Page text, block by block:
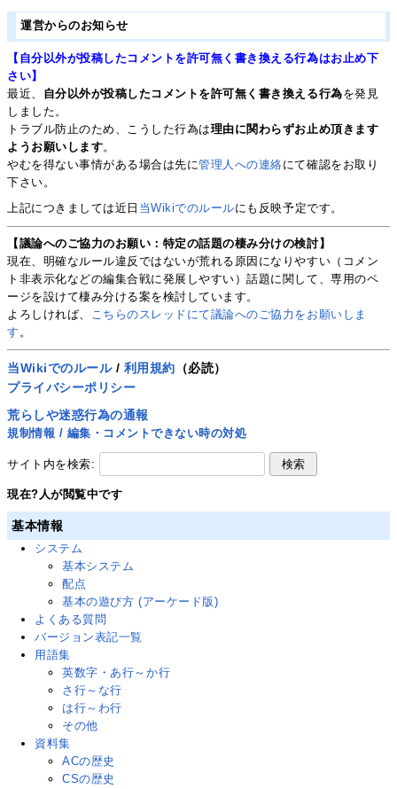
運営からのお知らせ
【自分以外が投稿したコメントを許可無く書き換える行為はお止め下
さい】
最近、 自分以外が投稿したコメントを許可無く書き換える行為を発見
しました。
トラブル防止のため、こうした行為は理由に関わらずお止め頂きます
ようお願いします。
やむを得ない事情がある場合は先に管理人への連絡にて確認をお取り
下さい。
上記につきましては近日 当Wikiでのルールにも反映予定です。
【議論へのご協力のお願い：特定の話題の棲み分けの検討】
現在、明確なルール違反ではないが荒れる原因になりやすい（コメン
ト非表示化などの編集合戦に発展しやすい）話題に関して、専用のペ
ージを設けて棲み分ける案を検討しています。
よろしければ、
こちらのスレッドにて議論へのご協力をお願いしま
す 。
当Wikiでのルール/ 利用規約 （必読）
プライバシーポリシー
荒らしや迷惑行為の通報
規制情報 / 編集・コメントできない時の対処
サイト内を検索:
現在? 人が閲覧中です
基本情報
システム
基本システム
配点
基本の遊び方 (アーケード版)
よくある質問
バージョン表記一覧
用語集
英数字・あ行～か行
さ行～な行
は行～わ行
その他
資料集
ACの歴史
CSの歴史